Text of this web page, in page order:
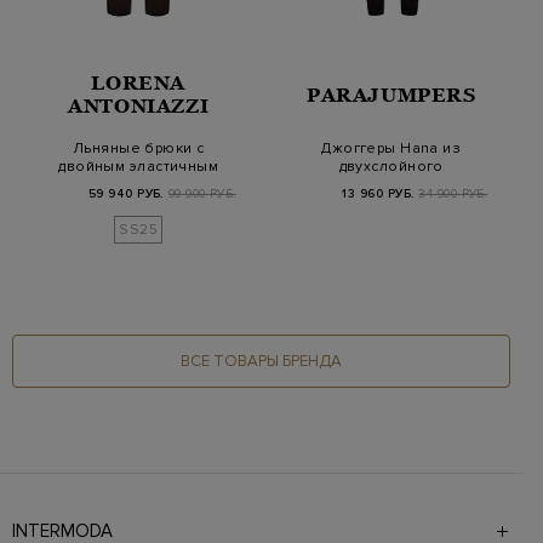
LORENA
ANTONIAZZI
Льняные брюки с
двойным эластичным
59 940 РУБ. 99 900 РУБ.
SS25
PARAJUMPERS
Джоггеры Hana из
двухслойного
влагозащитно…
13 960 РУБ. 34 900 РУБ.
ВСЕ ТОВАРЫ БРЕНДА
INTERMODA